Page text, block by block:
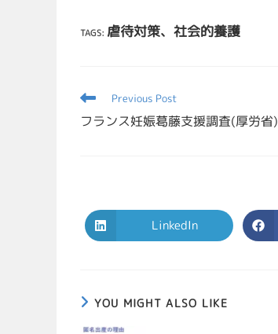
TAGS: 虐待対策、社会的養護
Previous Post
フランス妊娠葛藤支援調査(厚労省)
LinkedIn
YOU MIGHT ALSO LIKE